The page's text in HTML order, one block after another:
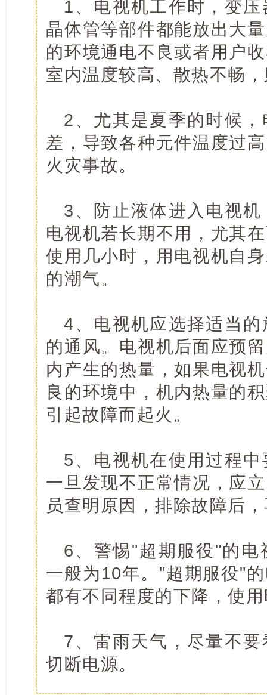
1、电视机工作时，变
晶体管等部件都能放出大
的环境通电不良或者用户
室内温度较高、散热不畅
2、尤其是夏季的时候
差，导致各种元件温度过
火灾事故。
3、防止液体进入电视
电视机若长期不用，尤其
使用几小时，用电视机自
的潮气。
4、电视机应选择适当
的通风。电视机后面应预
内产生的热量，如果电视
良的环境中，机内热量的
引起故障而起火。
5、电视机在使用过程
一旦发现不正常情况，应
员查明原因，排除故障后
6、警惕"超期服役"的
一般为10年。"超期服役"
都有不同程度的下降，使
7、雷雨天气，尽量不
切断电源。